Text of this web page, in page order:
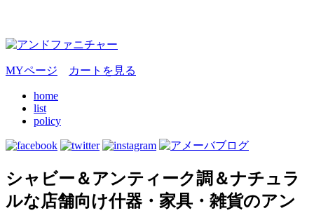
MYページ カートを見る
home
list
policy
シャビー＆アンティーク調＆ナチュラ
ルな店舗向け什器・家具・雑貨のアン